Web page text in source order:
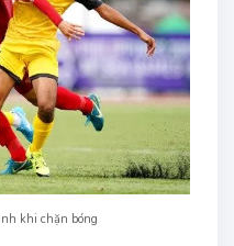
khi chặn bóng